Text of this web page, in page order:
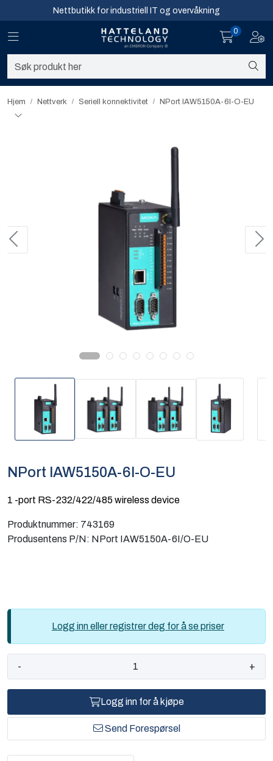
Skip to main contentNettbutikk for industriell IT og overvåkning
Toggle navigation
0
Hjem Nettverk Seriell konnektivitet​ NPort IAW5150A-6I-O-EU
NPort IAW5150A-6I-O-EU
1 -port RS-232/422/485 wireless device
Produktnummer: 743169
Produsentens P/N: NPort IAW5150A-6I/O-EU
Logg inn eller registrer deg for å se priser
- +
Logg inn for å kjøpe
Send Forespørsel
Nettverk
Computing
Nettverk
Software og analyse
Kurs og eventer
Infosenter